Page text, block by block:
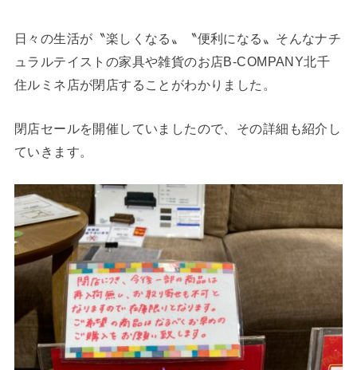
日々の生活が〝楽しくなる〟〝便利になる〟そんなナチ
ュラルテイストの家具や雑貨のお店B-COMPANY北千
住ルミネ店が閉店することがわかりました。
閉店セールを開催していましたので、その詳細も紹介し
ていきます。